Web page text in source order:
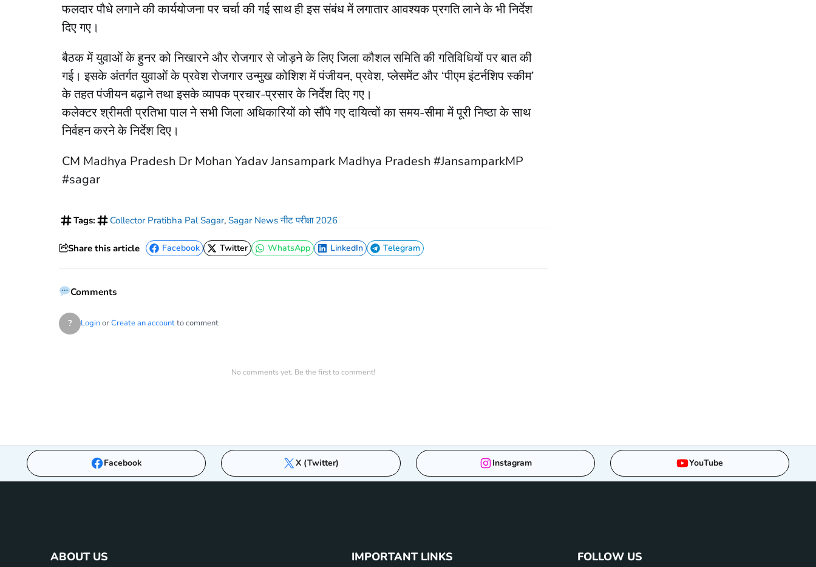
फलदार पौधे लगाने की कार्ययोजना पर चर्चा की गई साथ ही इस संबंध में लगातार आवश्यक प्रगति लाने के भी निर्देश
दिए गए।
बैठक में युवाओं के हुनर को निखारने और रोजगार से जोड़ने के लिए जिला कौशल समिति की गतिविधियों पर बात की
गई। इसके अंतर्गत युवाओं के प्रवेश रोजगार उन्मुख कोशिश में पंजीयन, प्रवेश, प्लेसमेंट और ‘पीएम इंटर्नशिप स्कीम’
के तहत पंजीयन बढ़ाने तथा इसके व्यापक प्रचार-प्रसार के निर्देश दिए गए।
कलेक्टर श्रीमती प्रतिभा पाल ने सभी जिला अधिकारियों को सौंपे गए दायित्वों का समय-सीमा में पूरी निष्ठा के साथ
निर्वहन करने के निर्देश दिए।
CM Madhya Pradesh Dr Mohan Yadav Jansampark Madhya Pradesh #JansamparkMP
#sagar
Tags: Collector Pratibha Pal Sagar, Sagar News नीट परीक्षा 2026
Share this article
Facebook
Facebook
Twitter
Twitter
WhatsApp
WhatsApp
LinkedIn
LinkedIn
Telegram
Telegram
Comments
? LoginorCreate an accountto comment
No comments yet. Be the first to comment!
Facebook X (Twitter) Instagram YouTube
ABOUT US IMPORTANT LINKS FOLLOW US